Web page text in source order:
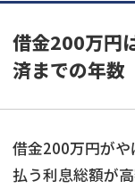
借金200万円
済までの年数
借金200万円がや
払う利息総額が